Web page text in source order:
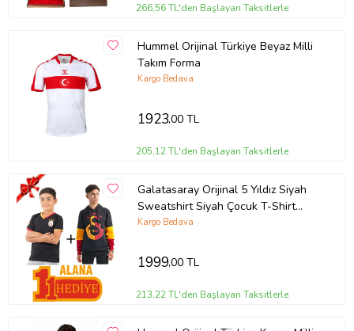
266,56 TL'den Başlayan Taksitlerle
Hummel Orijinal Türkiye Beyaz Milli
Takım Forma
Kargo Bedava
1923,00 TL
205,12 TL'den Başlayan Taksitlerle
Galatasaray Orijinal 5 Yıldız Siyah
Sweatshirt Siyah Çocuk T-Shirt
Hediyeli
Kargo Bedava
1999,00 TL
213,22 TL'den Başlayan Taksitlerle